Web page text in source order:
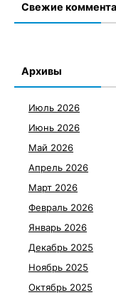
Свежие
Архивы
Июль 2026
Июнь 2026
Май 2026
Апрель 2026
Март 2026
Февраль 2026
Январь 2026
Декабрь 2025
Ноябрь 2025
Октябрь 2025